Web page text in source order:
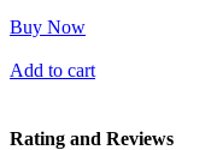
Buy Now
Add to cart
Rating and Reviews